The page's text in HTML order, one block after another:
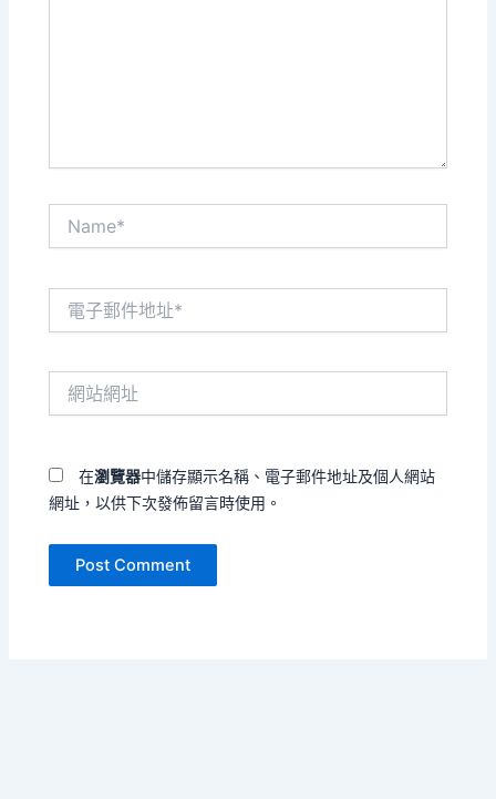
在瀏覽器中儲存顯示名稱、電子郵件地址及個人網站
網址，以供下次發佈留言時使用。